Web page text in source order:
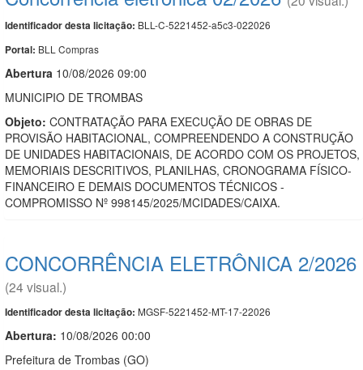
Identificador desta licitação: BLL-C-5221452-a5c3-022026
Portal: BLL Compras
Abertura 10/08/2026 09:00
MUNICIPIO DE TROMBAS
Objeto: CONTRATAÇÃO PARA EXECUÇÃO DE OBRAS DE
PROVISÃO HABITACIONAL, COMPREENDENDO A CONSTRUÇÃO
DE UNIDADES HABITACIONAIS, DE ACORDO COM OS PROJETOS,
MEMORIAIS DESCRITIVOS, PLANILHAS, CRONOGRAMA FÍSICO-
FINANCEIRO E DEMAIS DOCUMENTOS TÉCNICOS -
COMPROMISSO Nº 998145/2025/MCIDADES/CAIXA.
CONCORRÊNCIA ELETRÔNICA 2/2026
(24 visual.)
Identificador desta licitação: MGSF-5221452-MT-17-22026
Abertura: 10/08/2026 00:00
Prefeitura de Trombas (GO)